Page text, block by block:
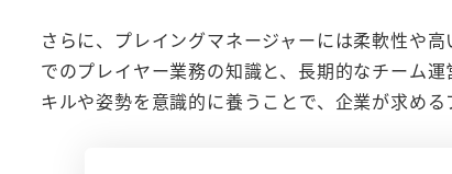
さらに、プレイングマネージャーには柔軟性や
でのプレイヤー業務の知識と、長期的なチーム
キルや姿勢を意識的に養うことで、企業が求め